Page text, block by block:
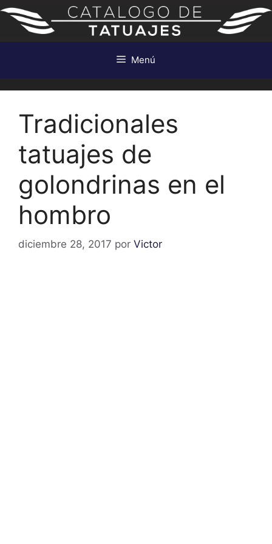
Saltar
contenido
Menú
Tradicionales
tatuajes de
golondrinas en el
hombro
diciembre 28, 2017 por Victor